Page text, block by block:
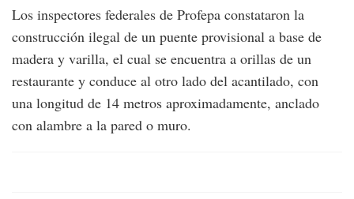
Los inspectores federales de Profepa constataron la
construcción ilegal de un puente provisional a base de
madera y varilla, el cual se encuentra a orillas de un
restaurante y conduce al otro lado del acantilado, con
una longitud de 14 metros aproximadamente, anclado
con alambre a la pared o muro.